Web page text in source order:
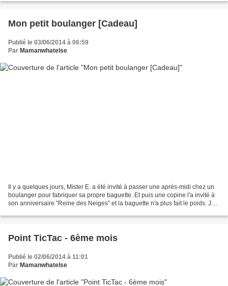
Mon petit boulanger [Cadeau]
Publié le 03/06/2014 à 06:59
Par Mamanwhatelse
Il y a quelques jours, Mister E. a été invité à passer une après-midi chez un
boulanger pour fabriquer sa propre baguette. Et puis une copine l'a invité à
son anniversaire "Reine des Neiges" et la baguette n'a plus fait le poids. Je
Point TicTac - 6ème mois
Publié le 02/06/2014 à 11:01
Par Mamanwhatelse